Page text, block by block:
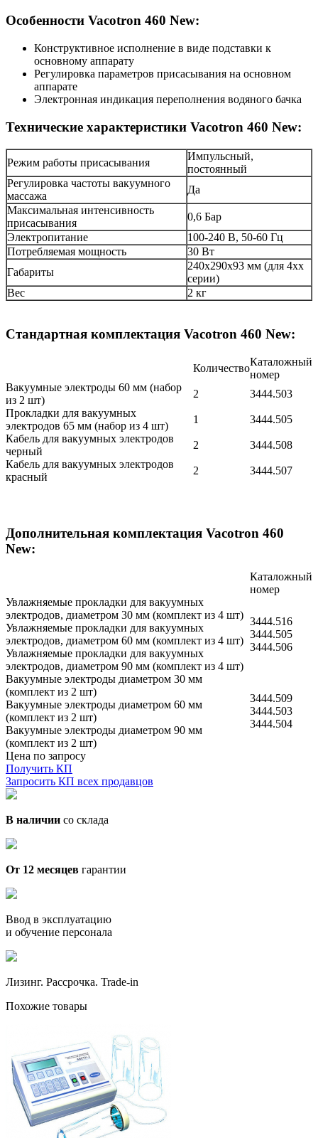
Особенности Vaсotron 460 New:
Конструктивное исполнение в виде подставки к
основному аппарату
Регулировка параметров присасывания на основном
аппарате
Электронная индикация переполнения водяного бачка
Технические характеристики Vacotron 460 New:
Режим работы присасывания
Импульсный,
постоянный
Регулировка частоты вакуумного
массажа
Да
Максимальная интенсивность
присасывания
0,6 Бар
Электропитание
100-240 В, 50-60 Гц
Потребляемая мощность
30 Вт
Габариты
240x290x93 мм (для 4хх
серии)
Вес
2 кг
Стандартная комплектация Vacotron 460 New:
Количество
Каталожный
номер
Вакуумные электроды 60 мм (набор
из 2 шт)
2
3444.503
Прокладки для вакуумных
электродов 65 мм (набор из 4 шт)
1
3444.505
Кабель для вакуумных электродов
черный
2
3444.508
Кабель для вакуумных электродов
красный
2 3444.507
Дополнительная комплектация Vacotron 460
New:
Каталожный
номер
Увлажняемые прокладки для вакуумных
электродов, диаметром 30 мм (комплект из 4 шт)
Увлажняемые прокладки для вакуумных
электродов, диаметром 60 мм (комплект из 4 шт)
Увлажняемые прокладки для вакуумных
электродов, диаметром 90 мм (комплект из 4 шт)
3444.516
3444.505
3444.506
Вакуумные электроды диаметром 30 мм
(комплект из 2 шт)
Вакуумные электроды диаметром 60 мм
(комплект из 2 шт)
Вакуумные электроды диаметром 90 мм
(комплект из 2 шт)
3444.509
3444.503
3444.504
Цена по запросу
Получить КП
Запросить КП всех продавцов
В наличии со склада
От 12 месяцев гарантии
Ввод в эксплуатацию
и обучение персонала
Лизинг. Рассрочка. Trade-in
Похожие товары